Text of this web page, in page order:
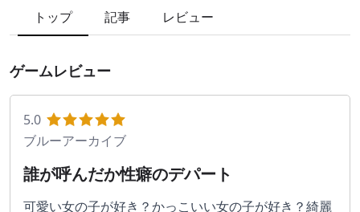
トップ 記事 レビュー
ゲームレビュー
5.0
ブルーアーカイブ
誰が呼んだか性癖のデパート
可愛い女の子が好き？かっこいい女の子が好き？綺麗